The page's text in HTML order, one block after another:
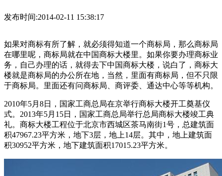
发布时间:2014-02-11 15:38:17
如果对商标有所了解，就必须得知道一个商标局，那么商标局
在哪里呢，商标局就在中国商标大楼里。如果你要办理商标业
务，自己办理的话，就得去下中国商标大楼，说白了，商标大
楼就是商标局的办公所在地，当然，里面有商标局，但不只限
于商标局。里面还有问商标局、商评委、通达中心等等机构。
2010年5月8日，国家工商总局在京举行商标大楼开工奠基仪
式。2013年5月15日，国家工商总局举行总局商标大楼竣工典
礼。商标大楼工程位于北京市西城区茶马南街1号，总建筑面
积47967.23平方米，地下3层，地上14层。其中，地上建筑面
积30952平方米，地下建筑面积17015.23平方米。